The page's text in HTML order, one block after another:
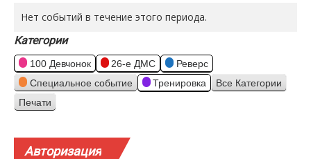
Нет событий в течение этого периода.
Категории
100 Девчонок 26-е ДМС
Реверс
Специальное событие
Тренировка Все Категории
Просмотр
Печати
Авторизация